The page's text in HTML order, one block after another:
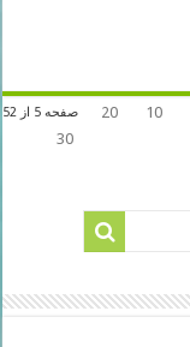
صفحه 5 از 52 10
20
30